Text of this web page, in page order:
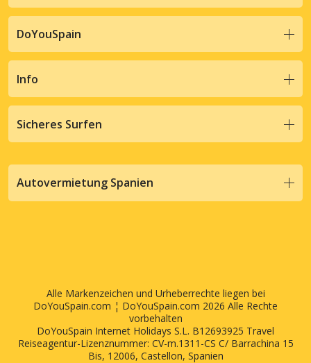
DoYouSpain
Info
Sicheres Surfen
Autovermietung Spanien
Alle Markenzeichen und Urheberrechte liegen bei
DoYouSpain.com ¦ DoYouSpain.com 2026 Alle Rechte
vorbehalten
DoYouSpain Internet Holidays S.L. B12693925 Travel
Reiseagentur-Lizenznummer: CV-m.1311-CS C/ Barrachina 15
Bis, 12006, Castellon, Spanien